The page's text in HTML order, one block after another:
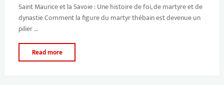
Saint Maurice et la Savoie : Une histoire de foi, de martyre et de
dynastie Comment la figure du martyr thébain est devenue un
pilier …
Read more